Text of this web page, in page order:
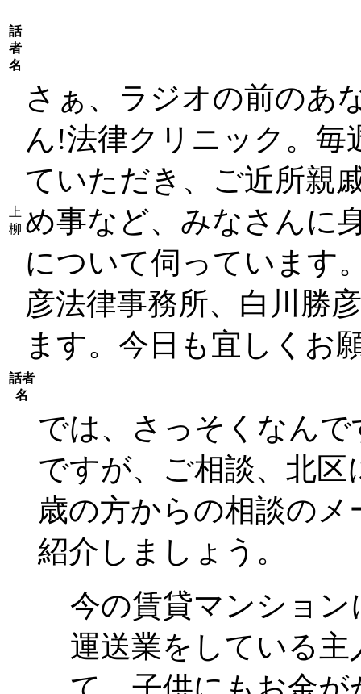
話
者
名
上
柳
さぁ、ラジオの前のあ
ん!法律クリニック。毎
ていただき、ご近所親
め事など、みなさんに
について伺っています
彦法律事務所、白川勝
ます。今日も宜しくお
話者
名
では、さっそくなん
ですが、ご相談、北
歳の方からの相談の
紹介しましょう。
今の賃貸マンショ
運送業をしている